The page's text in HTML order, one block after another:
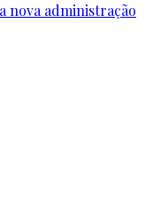
nova administração